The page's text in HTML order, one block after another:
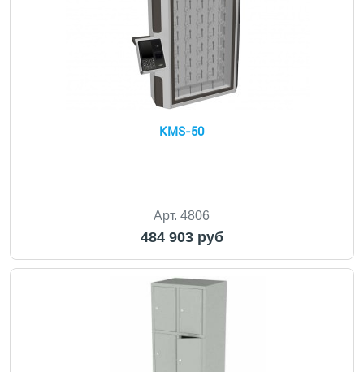
KMS-50
Арт. 4806
484 903 руб